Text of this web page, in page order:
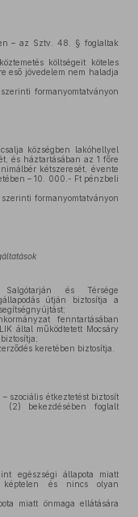
– az Sztv. 48. § foglaltak
költségeit köteles
eső jövedelem nem haladja
formanyomtatványon
községben lakóhellyel
és háztartásában az 1 főre
kétszeresét, évente
– 10. 000.- Ft pénzbeli
formanyomtatványon
és Térsége
útján biztosítja a
fenntartásában
által működtetett Mocsáry
keretében biztosítja.
szociális étkeztetést biztosít
bekezdésében foglalt
egészségi állapota miatt
képtelen és nincs olyan
miatt önmaga ellátására